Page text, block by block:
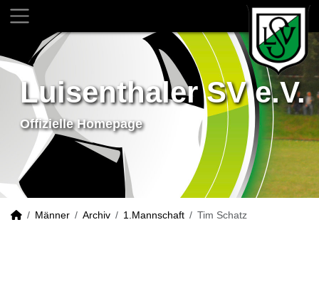
Luisenthaler SV e.V.
Offizielle Homepage
Männer Archiv 1.Mannschaft Tim Schatz